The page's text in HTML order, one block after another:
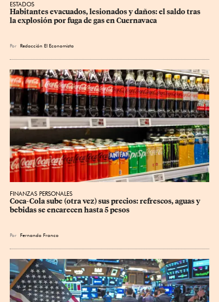
ESTADOS
Habitantes evacuados, lesionados y daños: el saldo tras
la explosión por fuga de gas en Cuernavaca
Por Redacción El Economista
FINANZAS PERSONALES
Coca-Cola sube (otra vez) sus precios: refrescos, aguas y
bebidas se encarecen hasta 5 pesos
Por Fernando Franco